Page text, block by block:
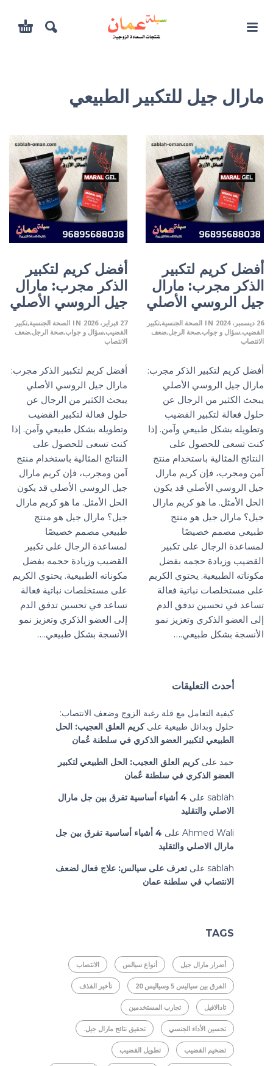
مارال جيل للتكبير الطبيعي
أفضل كريم لتكبير
الذكر مجرب: مارال
جيل الروسي الأصلي
27 فبراير، 2026 IN الصحة الجنسية تكبير
القضيب سؤال و جواب صحة الرجل ضعف
الانتصاب
أفضل كريم لتكبير الذكر مجرب:
مارال جيل الروسي الأصلي
يبحث الكثير من الرجال عن
حلول فعالة لتكبير القضيب
وتطويله بشكل طبيعي وآمن. إذا
كنت تسعى للحصول على
النتائج المثالية باستخدام منتج
آمن ومجرب، فإن كريم مارال
جيل الروسي الأصلي قد يكون
الحل الأمثل. ما هو كريم مارال
جيل؟ مارال جيل هو منتج
طبيعي مصمم خصيصًا
لمساعدة الرجال على تكبير
القضيب وزيادة حجمه بفضل
مكوناته الطبيعية. يحتوي الكريم
على مستخلصات نباتية فعالة
تساعد في تحسين تدفق الدم
إلى العضو الذكري وتعزيز نمو
الأنسجة بشكل طبيعي.…
أفضل كريم لتكبير
الذكر مجرب: مارال
جيل الروسي الأصلي
26 ديسمبر، 2024 IN الصحة الجنسية تكبير
القضيب سؤال و جواب صحة الرجل ضعف
الانتصاب
أفضل كريم لتكبير الذكر مجرب:
مارال جيل الروسي الأصلي
يبحث الكثير من الرجال عن
حلول فعالة لتكبير القضيب
وتطويله بشكل طبيعي وآمن. إذا
كنت تسعى للحصول على
النتائج المثالية باستخدام منتج
آمن ومجرب، فإن كريم مارال
جيل الروسي الأصلي قد يكون
الحل الأمثل. ما هو كريم مارال
جيل؟ مارال جيل هو منتج
طبيعي مصمم خصيصًا
لمساعدة الرجال على تكبير
القضيب وزيادة حجمه بفضل
مكوناته الطبيعية. يحتوي الكريم
على مستخلصات نباتية فعالة
تساعد في تحسين تدفق الدم
إلى العضو الذكري وتعزيز نمو
الأنسجة بشكل طبيعي.…
أحدث التعليقات
كيفية التعامل مع قلة رغبة الزوج وضعف الانتصاب:
حلول وبدائل طبيعية علىكريم العلق العجيب: الحل
الطبيعي لتكبير العضو الذكري في سلطنة عُمان
حمد علىكريم العلق العجيب: الحل الطبيعي لتكبير
العضو الذكري في سلطنة عُمان
sablah على
4 أشياء أساسية تفرق بين جل مارال
الاصلي والتقليد
Ahmed Wali على
4 أشياء أساسية تفرق بين جل
مارال الاصلي والتقليد
sablah على تعرف على سيالس: علاج فعال لضعف
الانتصاب في سلطنة عمان
TAGS
أضرار مارال جيل أنواع سيالس الانتصاب
الفرق بين سياليس 5 وسياليس 20 تأخير القذف
تادالافيل تجارب المستخدمين
تحسين الأداء الجنسي تحقيق نتائج مارال جيل.
تضخيم القضيب تطويل القضيب